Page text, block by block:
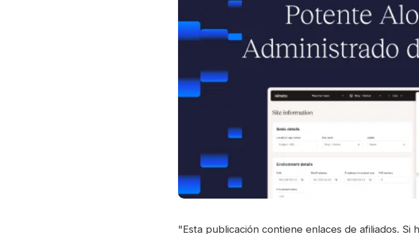
"Esta publicación contiene enlaces de afiliados. Si